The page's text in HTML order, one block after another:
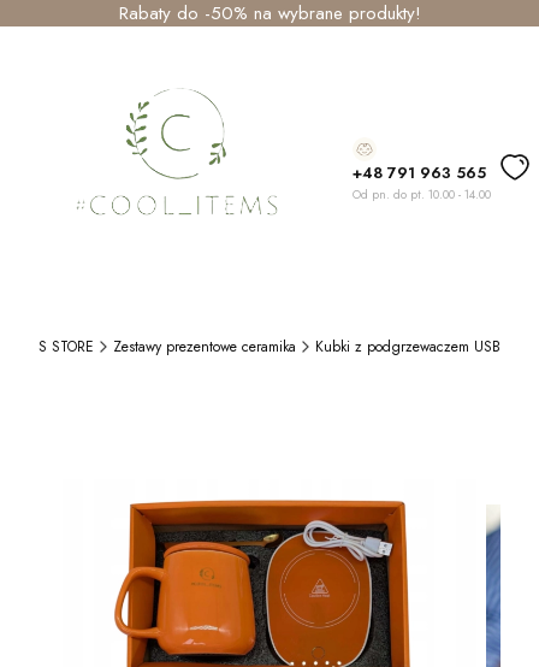
Rabaty do -50% na wybrane produkty!
+48 791 963 565
Od pn. do pt. 10.00 - 14.00
STORE Zestawy prezentowe ceramika Kubki z podgrzewaczem USB